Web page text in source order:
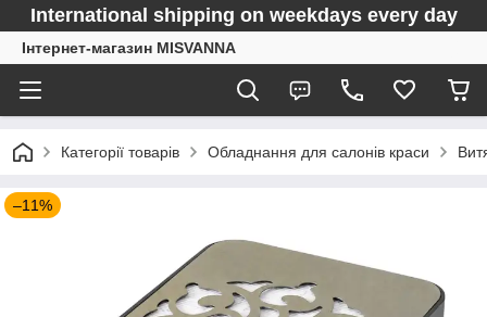
International shipping on weekdays every day
Інтернет-магазин MISVANNA
Категорії товарів Обладнання для салонів краси
–11%